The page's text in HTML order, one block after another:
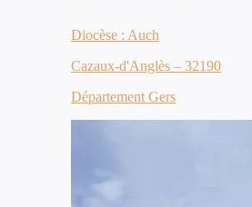
Diocèse : Auch
Cazaux-d'Anglès – 32190
Département Gers